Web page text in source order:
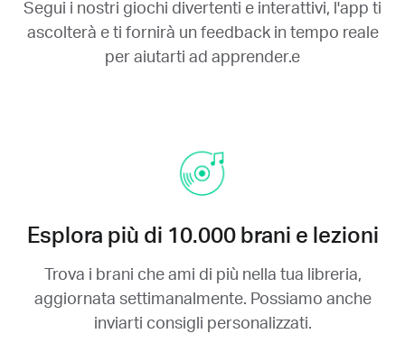
Segui i nostri giochi divertenti e interattivi, l'app ti
ascolterà e ti fornirà un feedback in tempo reale
per aiutarti ad apprender.e
Esplora più di 10.000 brani e lezioni
Trova i brani che ami di più nella tua libreria,
aggiornata settimanalmente. Possiamo anche
inviarti consigli personalizzati.